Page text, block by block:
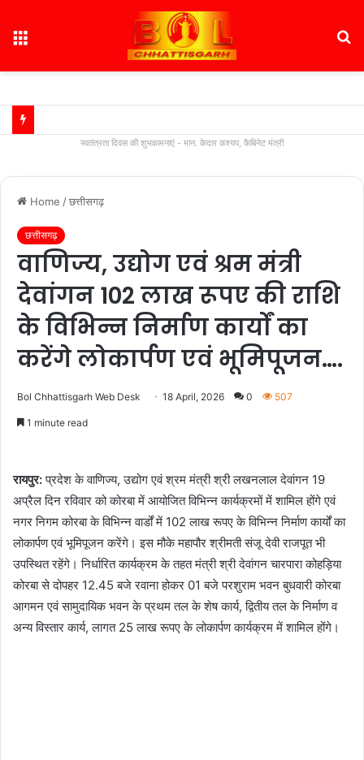
स्वतंत्रता दिवस की शुभकामनाएं - मान. केदार कश्यप, कैबिनेट मंत्री
Home /छत्तीसगढ़
छत्तीसगढ़
वाणिज्य, उद्योग एवं श्रम मंत्री
देवांगन 102 लाख रूपए की राशि
के विभिन्न निर्माण कार्यों का
करेंगे लोकार्पण एवं भूमिपूजन….
Bol Chhattisgarh Web Desk 18 April, 2026 0 507
1 minute read
रायपुर:प्रदेश के वाणिज्य, उद्योग एवं श्रम मंत्री श्री लखनलाल देवांगन 19
अप्रैल दिन रविवार को कोरबा में आयोजित विभिन्न कार्यक्रमों में शामिल होंगे एवं
नगर निगम कोरबा के विभिन्न वार्डों में 102 लाख रूपए के विभिन्न निर्माण कार्यों का
लोकार्पण एवं भूमिपूजन करेंगे। इस मौके महापौर श्रीमती संजू देवी राजपूत भी
उपस्थित रहेंगे। निर्धारित कार्यक्रम के तहत मंत्री श्री देवांगन चारपारा कोहड़िया
कोरबा से दोपहर 12.45 बजे रवाना होकर 01 बजे परशुराम भवन बुधवारी कोरबा
आगमन एवं सामुदायिक भवन के प्रथम तल के शेष कार्य, द्वितीय तल के निर्माण व
अन्य विस्तार कार्य, लागत 25 लाख रूपए के लोकार्पण कार्यक्रम में शामिल होंगे।